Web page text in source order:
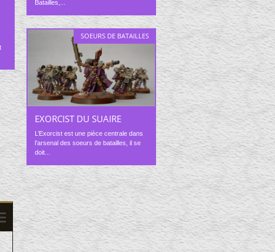
Batailles,...
SOEURS DE BATAILLES
EXORCIST DU SUAIRE
L’Exorcist est une pièce centrale dans
l’arsenal des soeurs de batailles, il se
doit...